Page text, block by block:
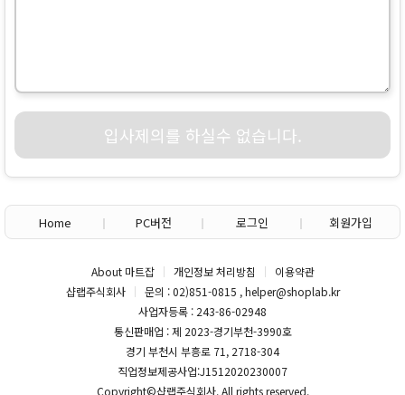
입사제의를 하실수 없습니다.
Home PC버전 로그인 회원가입
About 마트잡 개인정보 처리방침
이용약관
샵랩주식회사
문의 : 02)851-0815 , helper@shoplab.kr
사업자등록 : 243-86-02948
통신판매업 : 제 2023-경기부천-3990호
경기 부천시 부흥로 71, 2718-304
직업정보제공사업:J1512020230007
Copyright©샵랩주식회사. All rights reserved.